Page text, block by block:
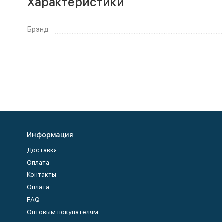
Брэнд
Информация
Доставка
Оплата
Контакты
Оплата
FAQ
Оптовым покупателям